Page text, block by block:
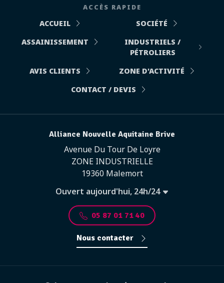
ACCÈS RAPIDE
ACCUEIL
SOCIÉTÉ
ASSAINISSEMENT
INDUSTRIELS /
PÉTROLIERS
AVIS CLIENTS
ZONE D'ACTIVITÉ
CONTACT / DEVIS
Alliance Nouvelle Aquitaine Brive
Avenue Du Tour De Loyre
ZONE INDUSTRIELLE
19360 Malemort
Ouvert aujourd'hui, 24h/24
05 87 01 71 40
Nous contacter